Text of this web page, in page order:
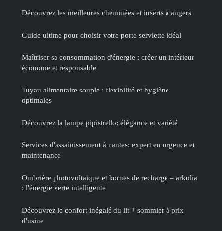
Découvrez les meilleures cheminées et inserts à angers
Guide ultime pour choisir votre porte serviette idéal
Maîtriser sa consommation d'énergie : créer un intérieur
économe et responsable
Tuyau alimentaire souple : flexibilité et hygiène
optimales
Découvrez la lampe pipistrello: élégance et variété
Services d'assainissement à nantes: expert en urgence et
maintenance
Ombrière photovoltaique et bornes de recharge – arkolia
: l'énergie verte intelligente
Découvrez le confort inégalé du lit + sommier à prix
d'usine